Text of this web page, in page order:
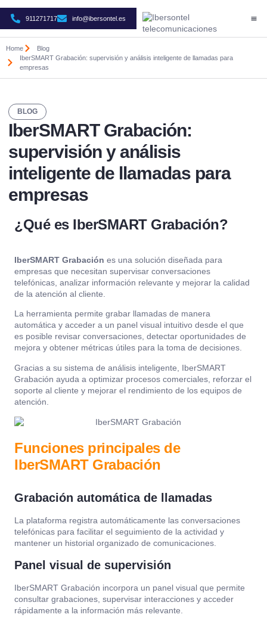
911271717 info@ibersontel.es
Home
Blog
IberSMART Grabación: supervisión y análisis inteligente de llamadas para
empresas
BLOG
IberSMART Grabación:
supervisión y análisis
inteligente de llamadas para
empresas
¿Qué es IberSMART Grabación?
IberSMART Grabación es una solución diseñada para
empresas que necesitan supervisar conversaciones
telefónicas, analizar información relevante y mejorar la calidad
de la atención al cliente.
La herramienta permite grabar llamadas de manera
automática y acceder a un panel visual intuitivo desde el que
es posible revisar conversaciones, detectar oportunidades de
mejora y obtener métricas útiles para la toma de decisiones.
Gracias a su sistema de análisis inteligente, IberSMART
Grabación ayuda a optimizar procesos comerciales, reforzar el
soporte al cliente y mejorar el rendimiento de los equipos de
atención.
Funciones principales de
IberSMART Grabación
Grabación automática de llamadas
La plataforma registra automáticamente las conversaciones
telefónicas para facilitar el seguimiento de la actividad y
mantener un historial organizado de comunicaciones.
Panel visual de supervisión
IberSMART Grabación incorpora un panel visual que permite
consultar grabaciones, supervisar interacciones y acceder
rápidamente a la información más relevante.